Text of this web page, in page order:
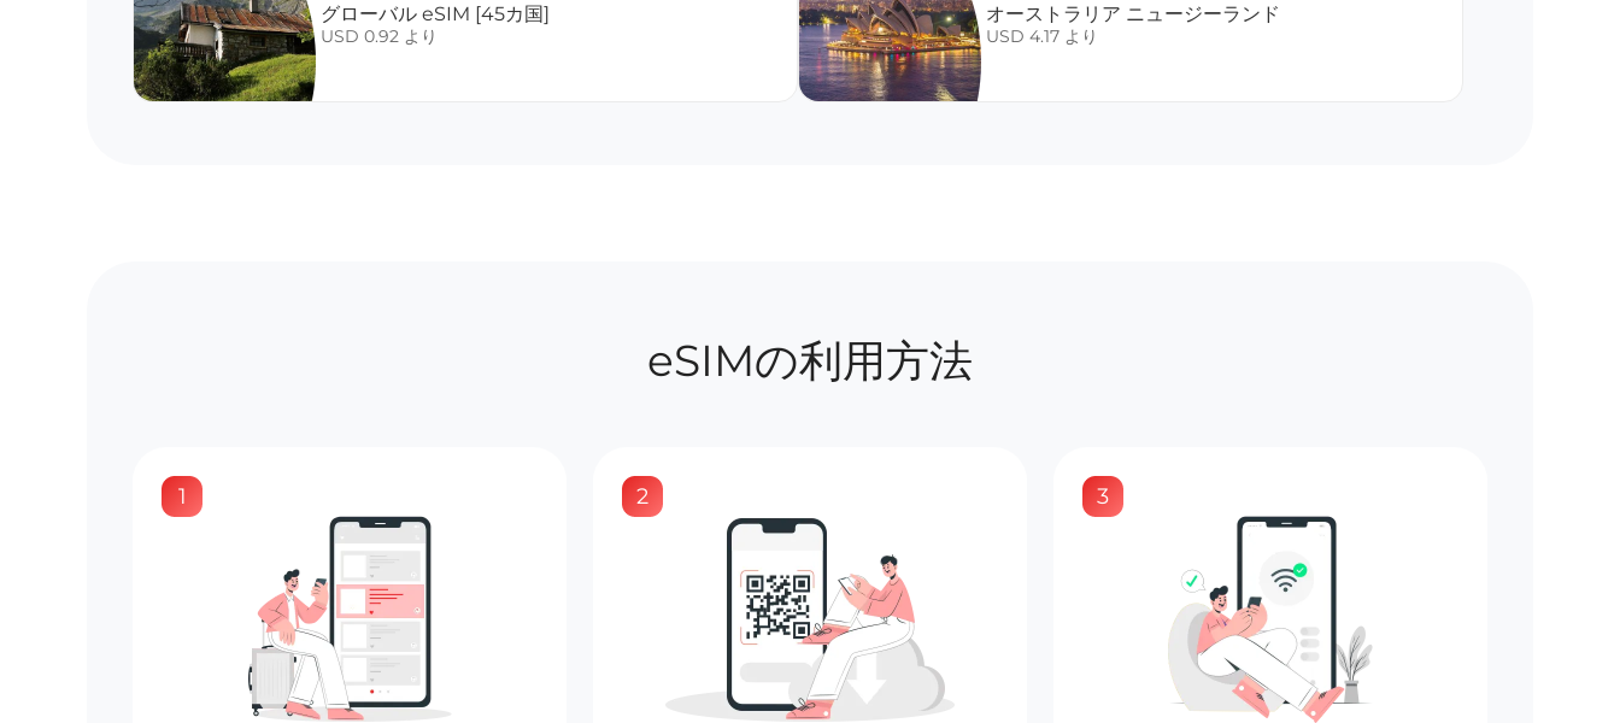
グローバル eSIM [45カ国]
USD 0.92 より
オーストラリア ニュージーランド
USD 4.17 より
eSIMの利用方法
1 2 3